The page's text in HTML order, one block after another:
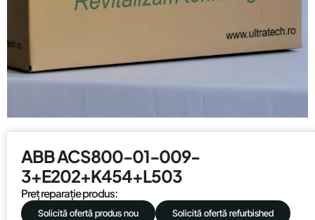
ABB ACS800-01-009-
3+E202+K454+L503
Preț reparație produs:
Solicită ofertă produs nou Solicită ofertă refurbished